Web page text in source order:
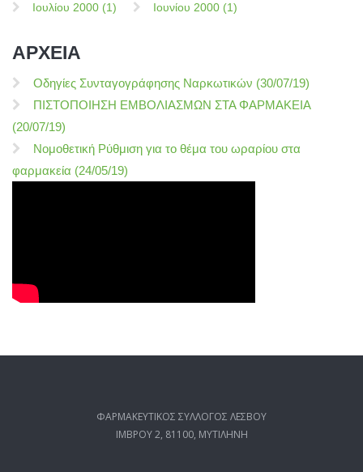
Ιουλίου 2000 (1)
Ιουνίου 2000 (1)
ΑΡΧΕΙΑ
Οδηγίες Συνταγογράφησης Ναρκωτικών (30/07/19)
ΠΙΣΤΟΠΟΙΗΣΗ ΕΜΒΟΛΙΑΣΜΩΝ ΣΤΑ ΦΑΡΜΑΚΕΙΑ
(20/07/19)
Νομοθετική Ρύθμιση για το θέμα του ωραρίου στα
φαρμακεία (24/05/19)
ΦΑΡΜΑΚΕΥΤΙΚΟΣ ΣΥΛΛΟΓΟΣ ΛΕΣΒΟΥ
ΙΜΒΡΟΥ 2, 81100, ΜΥΤΙΛΗΝΗ